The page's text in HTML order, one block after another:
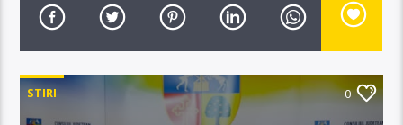
STIRI 0